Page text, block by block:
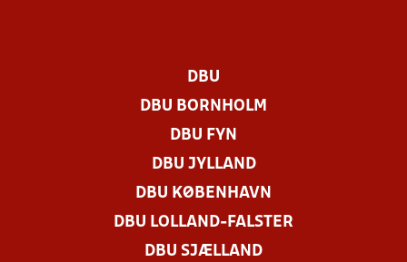
DBU
DBU BORNHOLM
DBU FYN
DBU JYLLAND
DBU KØBENHAVN
DBU LOLLAND-FALSTER
DBU SJÆLLAND